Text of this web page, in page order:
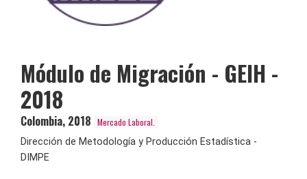
Módulo de Migración - GEIH -
2018
Colombia, 2018 Mercado Laboral.
Dirección de Metodología y Producción Estadística -
DIMPE